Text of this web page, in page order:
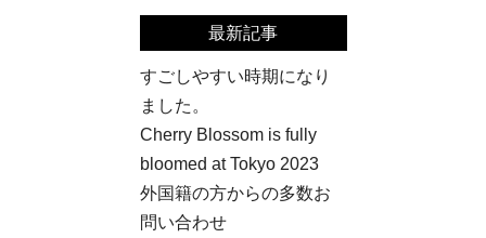
最新記事
すごしやすい時期になり
ました。
Cherry Blossom is fully
bloomed at Tokyo 2023
外国籍の方からの多数お
問い合わせ